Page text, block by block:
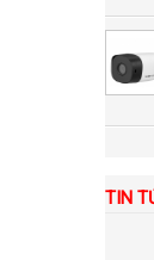
TIN